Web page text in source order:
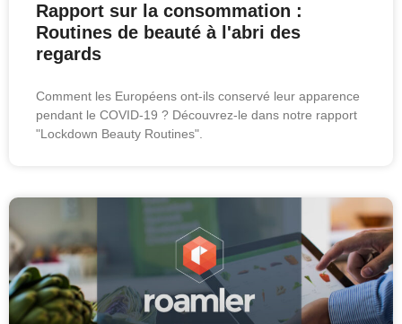
Rapport sur la consommation :
Routines de beauté à l'abri des
regards
Comment les Européens ont-ils conservé leur apparence
pendant le COVID-19 ? Découvrez-le dans notre rapport
"Lockdown Beauty Routines".